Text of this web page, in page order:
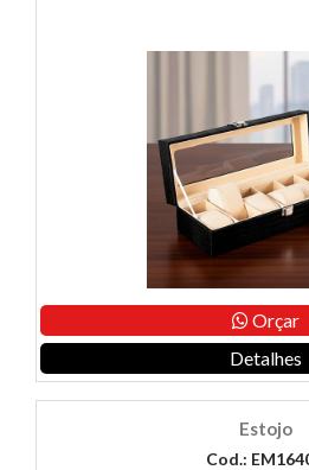
Orçar
Detalhes
Estojo
Cod.: